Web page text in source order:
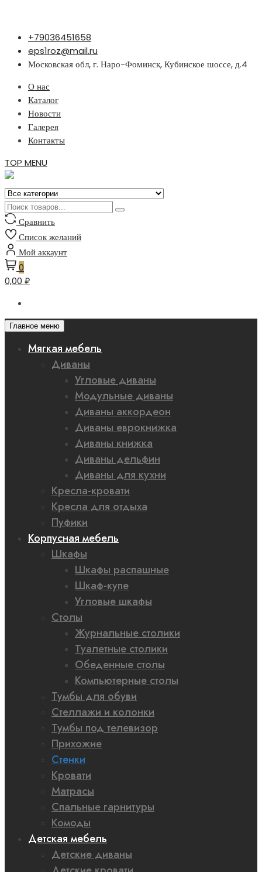
Перейти
содержимому
+79036451658
eps1roz@mail.ru
Московская обл, г. Наро-Фоминск, Кубинское шоссе, д.4
О нас
Каталог
Новости
Галерея
Контакты
TOP MENU
Сравнить
Список желаний
Мой аккаунт
0
0,00 ₽
Главное меню
Мягкая мебель
Диваны
Угловые диваны
Модульные диваны
Диваны аккордеон
Диваны еврокнижка
Диваны книжка
Диваны дельфин
Диваны для кухни
Кресла-кровати
Кресла для отдыха
Пуфики
Корпусная мебель
Шкафы
Шкафы распашные
Шкаф-купе
Угловые шкафы
Столы
Журнальные столики
Туалетные столики
Обеденные столы
Компьютерные столы
Тумбы для обуви
Стеллажи и колонки
Тумбы под телевизор
Прихожие
Стенки
Кровати
Матрасы
Спальные гарнитуры
Комоды
Детская мебель
Детские диваны